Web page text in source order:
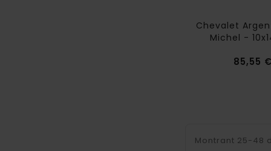
Chevalet
Michel -
85,55 €
Montrant 25-48